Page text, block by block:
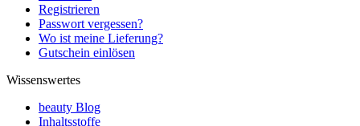
Registrieren
Passwort vergessen?
Wo ist meine Lieferung?
Gutschein einlösen
Wissenswertes
beauty Blog
Inhaltsstoffe